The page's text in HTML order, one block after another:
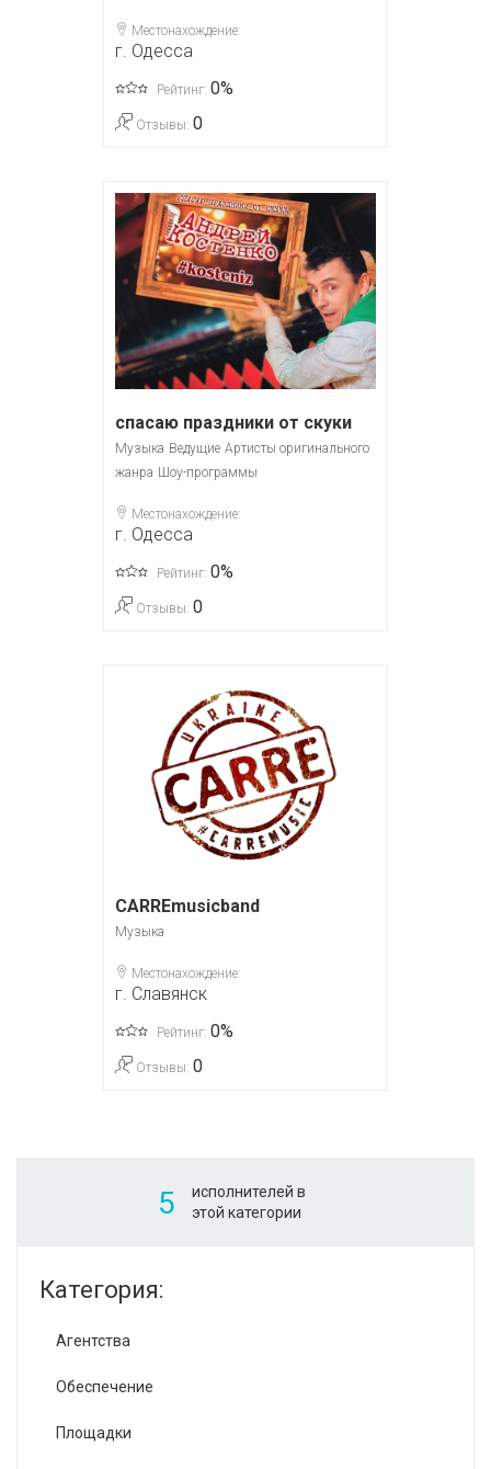
Местонахождение:
г. Одесса
Рейтинг: 0%
Отзывы: 0
спасаю праздники от скуки
Музыка Ведущие Артисты оригинального
жанра Шоу-программы
Местонахождение:
г. Одесса
Рейтинг: 0%
Отзывы: 0
CARREmusicband
Музыка
Местонахождение:
г. Славянск
Рейтинг: 0%
Отзывы: 0
5
исполнителей в
этой категории
Категория:
Агентства
Обеспечение
Площадки